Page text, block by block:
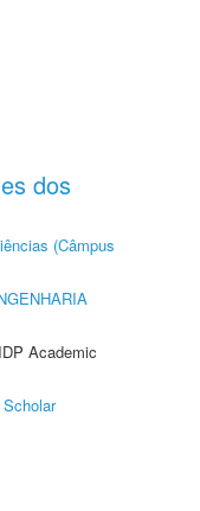
dos
(Câmpus
Academic